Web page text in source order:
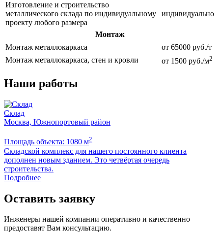
Изготовление и строительство
металлического склада по индивидуальному
проекту любого размера
индивидуально
Монтаж
Монтаж металлокаркаса
от 65000 руб./т
Монтаж металлокаркаса, стен и кровли
от 1500 руб./м2
Наши работы
Склад
Москва, Южнопортовый район
Площадь объекта: 1080 м2
Складской комплекс для нашего постоянного клиента
дополнен новым зданием. Это четвёртая очередь
строительства.
Подробнее
Оставить заявку
Инженеры нашей компании оперативно и качественно
предоставят Вам консультацию.